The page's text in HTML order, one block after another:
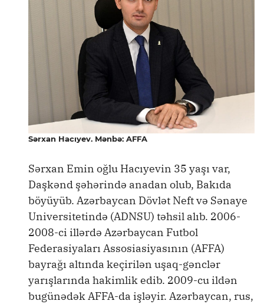
Sərxan Hacıyev. Mənbə: AFFA
Sərxan Emin oğlu Hacıyevin 35 yaşı var,
Daşkənd şəhərində anadan olub, Bakıda
böyüyüb. Azərbaycan Dövlət Neft və Sənaye
Universitetində (ADNSU) təhsil alıb. 2006-
2008-ci illərdə Azərbaycan Futbol
Federasiyaları Assosiasiyasının (AFFA)
bayrağı altında keçirilən uşaq-gənclər
yarışlarında hakimlik edib. 2009-cu ildən
bugünədək AFFA-da işləyir. Azərbaycan, rus,